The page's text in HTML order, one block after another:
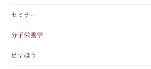
セミナー
分子栄養学
足すほう